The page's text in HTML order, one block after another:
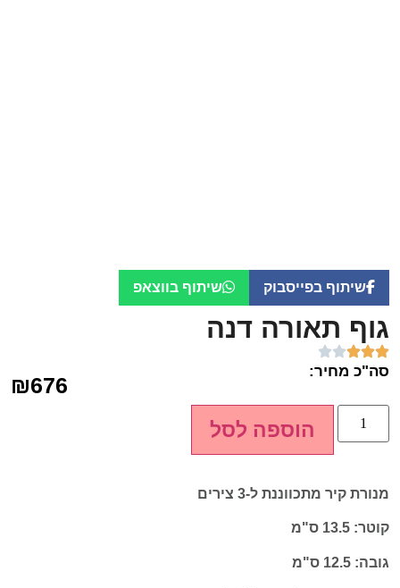
שיתוף בפייסבוק שיתוף בווצאפ
גוף תאורה דנה
סה"כ מחיר:
₪676
הוספה לסל
מנורת קיר מתכווננת ל-3 צירים
קוטר: 13.5 ס"מ
גובה: 12.5 ס"מ